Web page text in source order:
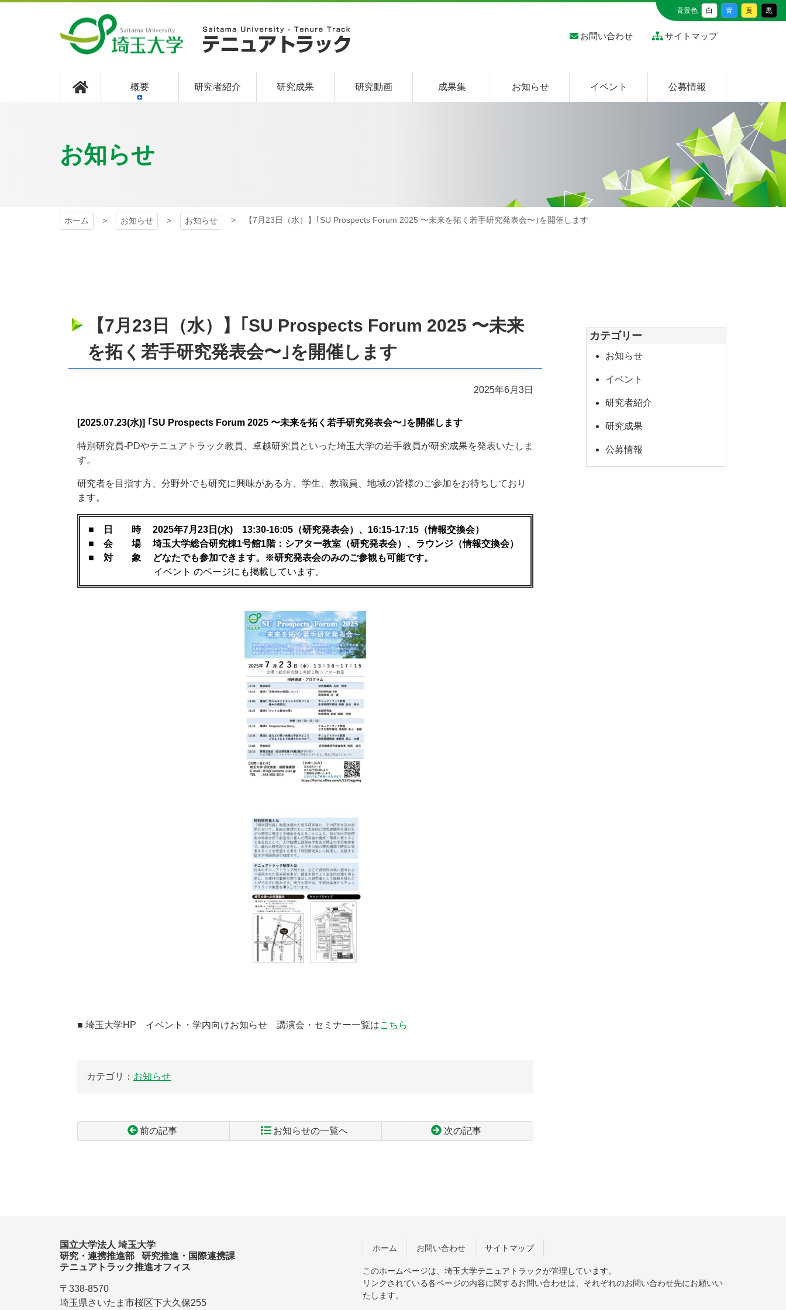
メ
コ
ツ
へ
ス
背景色 白 青 黄 黒
埼玉大学
埼玉大学
お問い合わせ サイトマップ
概要 研究者紹介 研究成果 研究動画 成果集 お知らせ イベント 公募情報
お知らせ
ホーム お知らせ お知らせ 【7月23日（水）】｢SU Prospects Forum 2025 〜未来を拓く若手研究発表会〜｣を開催します
カテゴリー
お知らせ
イベント
研究者紹介
研究成果
公募情報
【7月23日（水）】｢SU Prospects Forum 2025 〜未来
を拓く若手研究発表会〜｣を開催します
2025年6月3日
[2025.07.23(水)] ｢SU Prospects Forum 2025 〜未来を拓く若手研究発表会〜｣を開催します
特別研究員-PDやテニュアトラック教員、卓越研究員といった埼玉大学の若手教員が研究成果を発表いたしま
す。
研究者を目指す方、分野外でも研究に興味がある方、学生、教職員、地域の皆様のご参加をお待ちしており
ます。
■
日 時 2025年7月23日(水) 13:30-16:05（研究発表会）、16:15-17:15（情報交換会）
■ 会 場 埼玉大学総合研究棟1号館1階：シアター教室（研究発表会）、ラウンジ（情報交換会）
■ 対 象 どなたでも参加できます。※研究発表会のみのご参観も可能です。
イベント のページにも掲載しています。
■ 埼玉大学HP イベント・学内向けお知らせ 講演会・セミナー一覧はこちら
カテゴリ： お知らせ
前の記事 お知らせの一覧へ
次の記事
の
先
頭
へ
戻
戻
る
国立大学法人 埼玉大学
研究・連携推進部
研究推進・国際連携課
テニュアトラック推進オフィス
〒338-8570
埼玉県さいたま市桜区下大久保255
ホーム お問い合わせ サイトマップ
このホームページは、埼玉大学テニュアトラックが管理しています。
リンクされている各ページの内容に関するお問い合わせは、それぞれのお問い合わせ先にお願いい
たします。